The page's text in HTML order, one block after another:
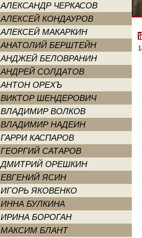
АЛЕКСАНДР ЧЕРКАСОВ
АЛЕКСЕЙ КОНДАУРОВ
АЛЕКСЕЙ МАКАРКИН
АНАТОЛИЙ БЕРШТЕЙН
АНДЖЕЙ БЕЛОВРАНИН
АНДРЕЙ СОЛДАТОВ
АНТОН ОРЕХЪ
ВИКТОР ШЕНДЕРОВИЧ
ВЛАДИМИР ВОЛКОВ
ВЛАДИМИР НАДЕИН
ГАРРИ КАСПАРОВ
ГЕОРГИЙ САТАРОВ
ДМИТРИЙ ОРЕШКИН
ЕВГЕНИЙ ЯСИН
ИГОРЬ ЯКОВЕНКО
ИННА БУЛКИНА
ИРИНА БОРОГАН
МАКСИМ БЛАНТ